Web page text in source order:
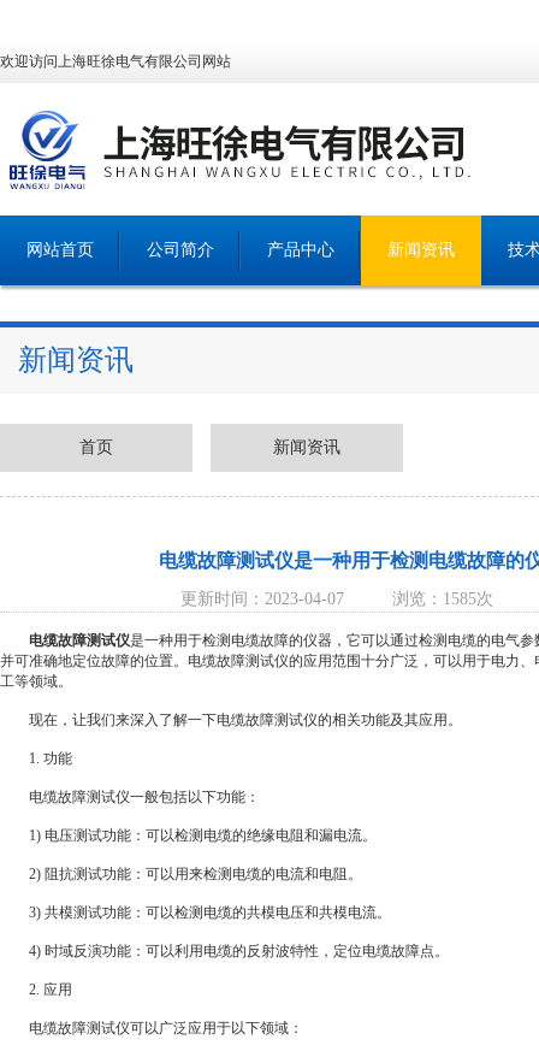
欢迎访问上海旺徐电气有限公司网站
网站首页 公司简介 产品中心 新闻资讯 技
新闻资讯
首页 新闻资讯
电缆故障测试仪是一种用于检测电缆故障的
更新时间：2023-04-07 浏览：1585次
电缆故障测试仪是一种用于检测电缆故障的仪器，它可以通过检测电缆的电气
并可准确地定位故障的位置。电缆故障测试仪的应用范围十分广泛，可以用于电力
工等领域。
现在，让我们来深入了解一下电缆故障测试仪的相关功能及其应用。
1. 功能
电缆故障测试仪一般包括以下功能：
1) 电压测试功能：可以检测电缆的绝缘电阻和漏电流。
2) 阻抗测试功能：可以用来检测电缆的电流和电阻。
3) 共模测试功能：可以检测电缆的共模电压和共模电流。
4) 时域反演功能：可以利用电缆的反射波特性，定位电缆故障点。
2. 应用
电缆故障测试仪可以广泛应用于以下领域：